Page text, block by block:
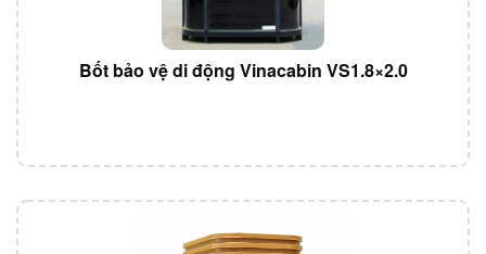
Bốt bảo vệ di động Vinacabin VS1.8×2.0